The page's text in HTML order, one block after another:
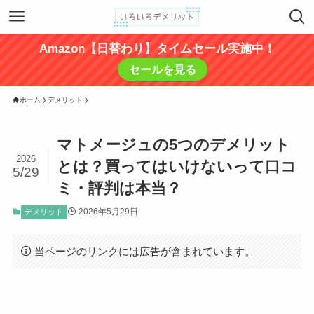
Amazon【日替わり】タイムセール実施中！
セールを見る
ホーム デメリット
マトメージュの5つのデメリット
とは？買ってはいけないって口コ
ミ・評判は本当？
2026
5/29
デメリット 2026年5月29日
当ページのリンクには広告が含まれています。